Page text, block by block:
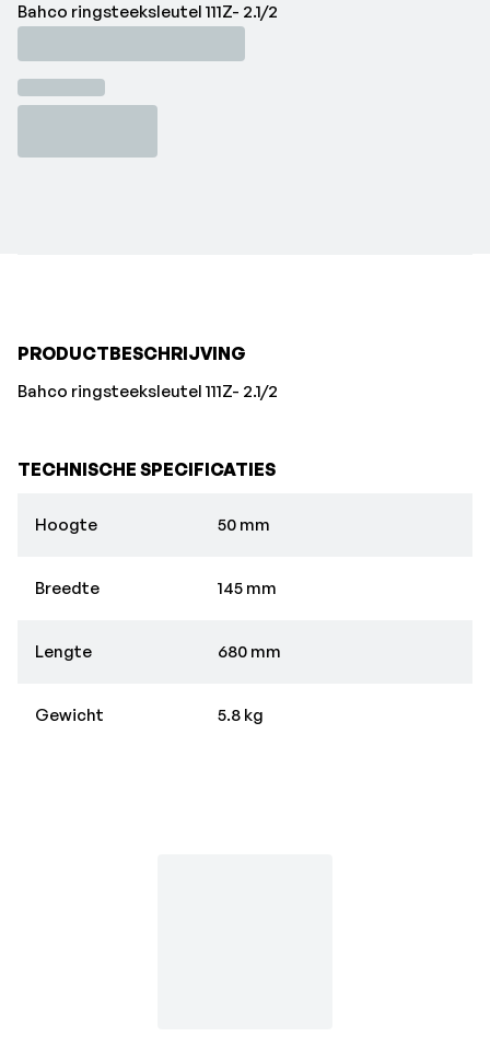
Bahco ringsteeksleutel 111Z- 2.1/2
PRODUCTBESCHRIJVING
Bahco ringsteeksleutel 111Z- 2.1/2
TECHNISCHE SPECIFICATIES
Hoogte 50 mm
Breedte 145 mm
Lengte 680 mm
Gewicht 5.8 kg